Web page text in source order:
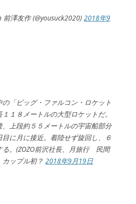
澤友作 (@yousuck2020) 2018年9
「ビッグ・ファルコン・ロケット
１１８メートルの大型ロケットだ。
上段約５５メートルの宇宙船部分
に月に接近。着陸せず旋回し、６
る。(ZOZO前沢社長、月旅行 民間
ップル初？ 2018年9月19日